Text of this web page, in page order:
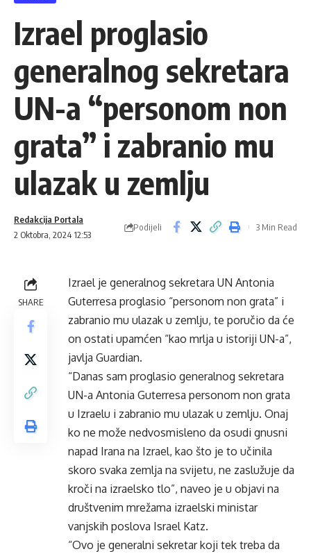
Izrael proglasio
generalnog sekretara
UN-a “personom non
grata” i zabranio mu
ulazak u zemlju
2 Oktobra, 2024 12:53
Redakcija Portala
Podijeli 3 Min Read
SHARE
Izrael je generalnog sekretara UN Antonia
Guterresa proglasio “personom non grata” i
zabranio mu ulazak u zemlju, te poručio da će
on ostati upamćen “kao mrlja u istoriji UN-a”,
javlja Guardian.
“Danas sam proglasio generalnog sekretara
UN-a Antonia Guterresa personom non grata
u Izraelu i zabranio mu ulazak u zemlju. Onaj
ko ne može nedvosmisleno da osudi gnusni
napad Irana na Izrael, kao što je to učinila
skoro svaka zemlja na svijetu, ne zaslužuje da
kroči na izraelsko tlo”, naveo je u objavi na
društvenim mrežama izraelski ministar
vanjskih poslova Israel Katz.
“Ovo je generalni sekretar koji tek treba da